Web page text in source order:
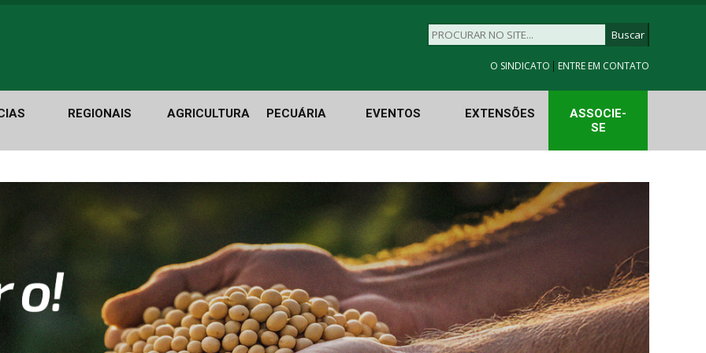
O SINDICATO | ENTRE EM CONTATO
REGIONAIS AGRICULTURA PECUÁRIA EVENTOS EXTENSÕES
ASSOCIE-
SE